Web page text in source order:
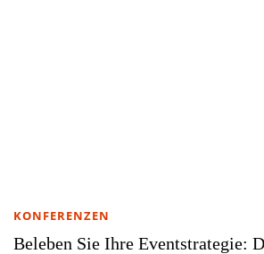
Beleben Sie Ihre Eventstrategie:
KONFERENZEN